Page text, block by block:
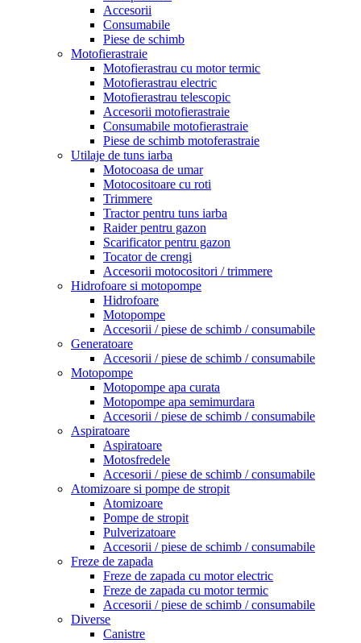
Accesorii
Consumabile
Piese de schimb
Motofierastraie
Motofierastrau cu motor termic
Motofierastrau electric
Motofierastrau telescopic
Accesorii motofierastraie
Consumabile motofierastraie
Piese de schimb motoferastraie
Utilaje de tuns iarba
Motocoasa de umar
Motocositoare cu roti
Trimmere
Tractor pentru tuns iarba
Raider pentru gazon
Scarificator pentru gazon
Tocator de crengi
Accesorii motocositori / trimmere
Hidrofoare si motopompe
Hidrofoare
Motopompe
Accesorii / piese de schimb / consumabile
Generatoare
Accesorii / piese de schimb / consumabile
Motopompe
Motopompe apa curata
Motopompe apa semimurdara
Accesorii / piese de schimb / consumabile
Aspiratoare
Aspiratoare
Motosfredele
Accesorii / piese de schimb / consumabile
Atomizoare si pompe de stropit
Atomizoare
Pompe de stropit
Pulverizatoare
Accesorii / piese de schimb / consumabile
Freze de zapada
Freze de zapada cu motor electric
Freze de zapada cu motor termic
Accesorii / piese de schimb / consumabile
Diverse
Canistre